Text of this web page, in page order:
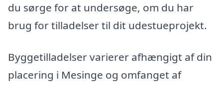
du sørge for at undersøge, om du har
brug for tilladelser til dit udestueprojekt.
Byggetilladelser varierer afhængigt af din
placering i Mesinge og omfanget af